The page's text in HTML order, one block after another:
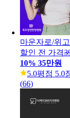
마운자로/위
할인 전 가격
10% 35만원
5.0평점 5.0
(66)